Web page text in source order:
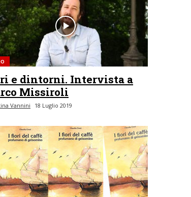
e dintorni. Intervista a
Missiroli
Vannini 18 Luglio 2019